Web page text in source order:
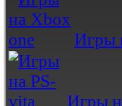
Игры
Игры